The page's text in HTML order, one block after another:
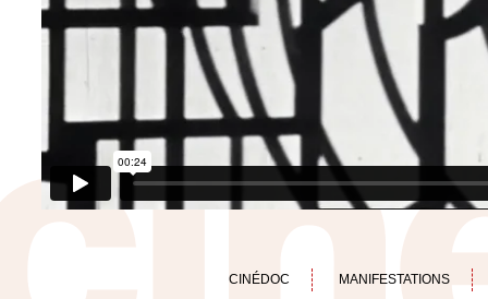
CINÉDOC MANIFESTATIONS